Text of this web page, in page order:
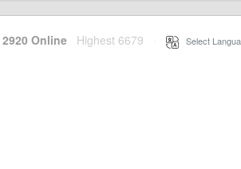
2920 Online Highest 6679 Select